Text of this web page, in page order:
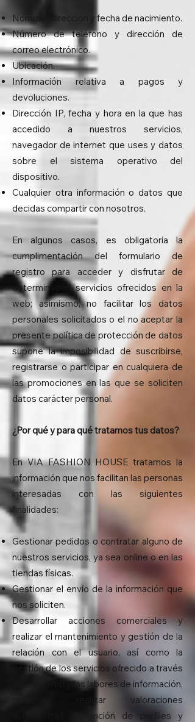
Nombre, dirección y fecha de nacimiento.
Número de teléfono y dirección de
correo electrónico.
Ubicación.
Información relativa a pagos y
devoluciones.
Dirección IP, fecha y hora en la que has
accedido a nuestros servicios,
navegador de internet que uses y datos
sobre el sistema operativo del
dispositivo.
Cualquier otra información o datos que
decidas compartir con nosotros.
En algunos casos, es obligatoria la
cumplimentación del formulario de
registro para acceder y disfrutar de
determinados servicios ofrecidos en la
web; asimismo, no facilitar los datos
personales solicitados o el no aceptar la
presente política de protección de datos
supone la imposibilidad de suscribirse,
registrarse o participar en cualquiera de
las promociones en las que se soliciten
datos carácter personal.
¿Por qué y para qué tratamos tus datos?
En VIA FASHION HOUSE tratamos la
información que nos facilitan las personas
interesadas con las siguientes
finalidades:
Gestionar pedidos o contratar alguno de
nuestros servicios, ya sea online o en las
tiendas físicas.
Gestionar el envío de la información que
nos soliciten.
Desarrollar acciones comerciales y
realizar el mantenimiento y gestión de la
relación con el usuario, así como la
gestión de los servicios ofrecido a través
del sitio web y las labores de información,
pudiendo realizar valoraciones
automáticas, obtención de perfiles y